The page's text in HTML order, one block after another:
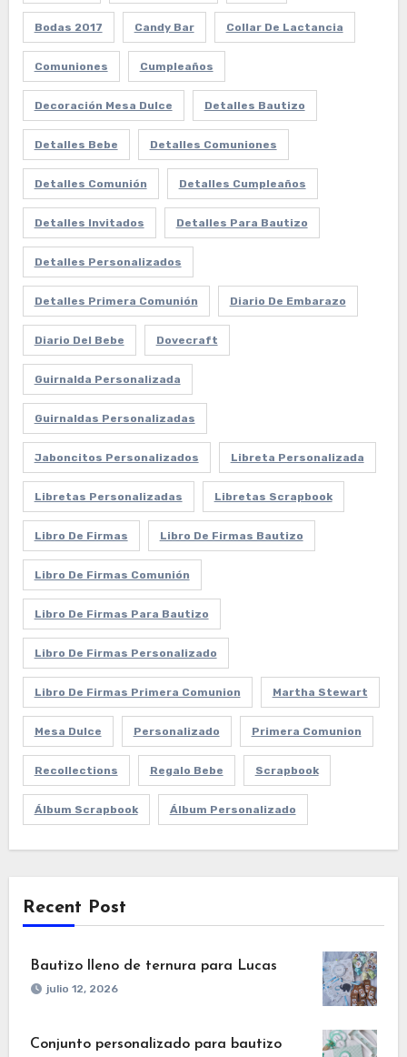
Bodas 2017 Candy Bar Collar De Lactancia
Comuniones Cumpleaños
Decoración Mesa Dulce Detalles Bautizo
Detalles Bebe Detalles Comuniones
Detalles Comunión Detalles Cumpleaños
Detalles Invitados Detalles Para Bautizo
Detalles Personalizados
Detalles Primera Comunión Diario De Embarazo
Diario Del Bebe Dovecraft
Guirnalda Personalizada
Guirnaldas Personalizadas
Jaboncitos Personalizados Libreta Personalizada
Libretas Personalizadas Libretas Scrapbook
Libro De Firmas Libro De Firmas Bautizo
Libro De Firmas Comunión
Libro De Firmas Para Bautizo
Libro De Firmas Personalizado
Libro De Firmas Primera Comunion Martha Stewart
Mesa Dulce Personalizado Primera Comunion
Recollections Regalo Bebe Scrapbook
Álbum Scrapbook Álbum Personalizado
Recent Post
Bautizo lleno de ternura para Lucas
julio 12, 2026
Conjunto personalizado para bautizo